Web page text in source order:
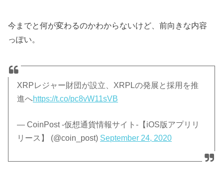
今までと何が変わるのかわからないけど、前向きな内容
っぽい。
XRPレジャー財団が設立、XRPLの発展と採用を推
進へhttps://t.co/pc8vW11sVB
— CoinPost -仮想通貨情報サイト-【iOS版アプリリ
リース】 (@coin_post) September 24, 2020